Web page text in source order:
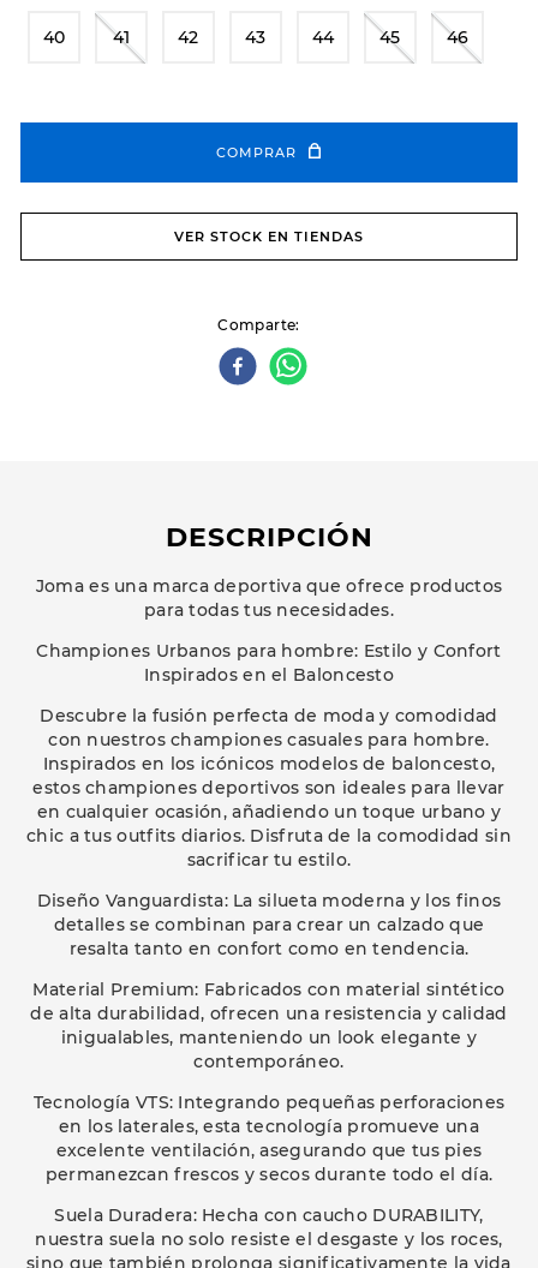
40 41 42 43 44 45 46
COMPRAR
VER STOCK EN TIENDAS
Comparte
DESCRIPCIÓN
Joma es una marca deportiva que ofrece productos
para todas tus necesidades.
Championes Urbanos para hombre: Estilo y Confort
Inspirados en el Baloncesto
Descubre la fusión perfecta de moda y comodidad
con nuestros championes casuales para hombre.
Inspirados en los icónicos modelos de baloncesto,
estos championes deportivos son ideales para llevar
en cualquier ocasión, añadiendo un toque urbano y
chic a tus outfits diarios. Disfruta de la comodidad sin
sacrificar tu estilo.
Diseño Vanguardista: La silueta moderna y los finos
detalles se combinan para crear un calzado que
resalta tanto en confort como en tendencia.
Material Premium: Fabricados con material sintético
de alta durabilidad, ofrecen una resistencia y calidad
inigualables, manteniendo un look elegante y
contemporáneo.
Tecnología VTS: Integrando pequeñas perforaciones
en los laterales, esta tecnología promueve una
excelente ventilación, asegurando que tus pies
permanezcan frescos y secos durante todo el día.
Suela Duradera: Hecha con caucho DURABILITY,
nuestra suela no solo resiste el desgaste y los roces,
sino que también prolonga significativamente la vida